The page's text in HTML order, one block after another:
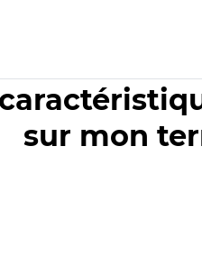
sur mon